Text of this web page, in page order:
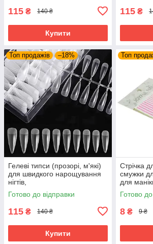
115 ₴ 140 ₴
Купити
115 ₴
Топ продажів –18%
Гелеві типси (прозорі, м'які)
для швидкого нарощування
нігтів,
Готово до відправки
115 ₴ 140 ₴
Купити
Топ
Стрічка
смужки
для
Готово
8 ₴ 9 ₴